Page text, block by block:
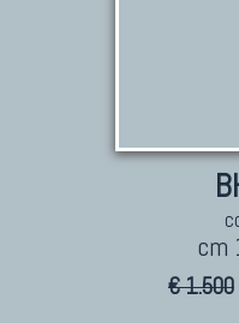
Tappeti Anatolici
Tappeti Cinesi
Tappeti
Tappeti Agra
cm
€ 1.500